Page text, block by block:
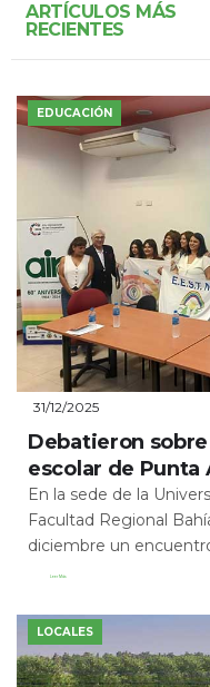
ARTÍCULOS MÁS
RECIENTES
EDUCACIÓN
31/12/2025
Debatieron
escolar de Punta
En la sede de la
Facultad Regional
diciembre un
Leer Más
LOCALES